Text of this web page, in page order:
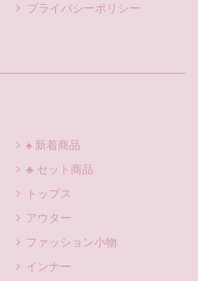
プライバシーポリシー
♠ 新着商品
♣ セット商品
トップス
アウター
ファッション小物
インナー